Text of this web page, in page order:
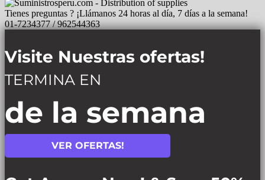
Tienes preguntas ? ¡Llámanos 24 horas al día, 7 días a la semana!
01-7234377 / 962544363
Visite Nuestras ofertas!
TERMINA EN
de la semana
VER OFERTAS!